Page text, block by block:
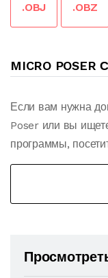
.OBJ .OBZ
MICRO POSER
Если вам нужна
Poser или вы
программы,